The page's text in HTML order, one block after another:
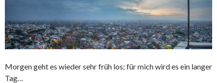
Morgen geht es wieder sehr früh los; für mich wird es ein langer
Tag…